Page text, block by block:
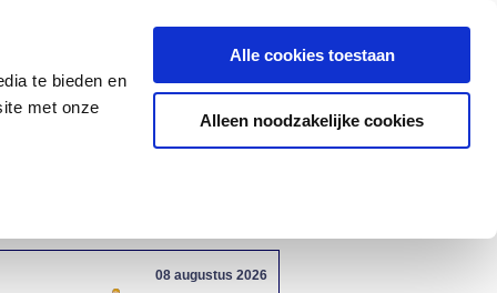
te bieden en
met onze
Alle cookies toestaan
Alleen noodzakelijke cookies
08 augustus 2026